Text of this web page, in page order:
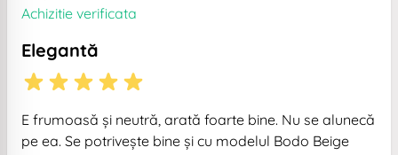
Achizitie verificata
Elegantă
E frumoasă și neutră, arată foarte bine. Nu se alunecă
pe ea. Se potrivește bine și cu modelul Bodo Beige